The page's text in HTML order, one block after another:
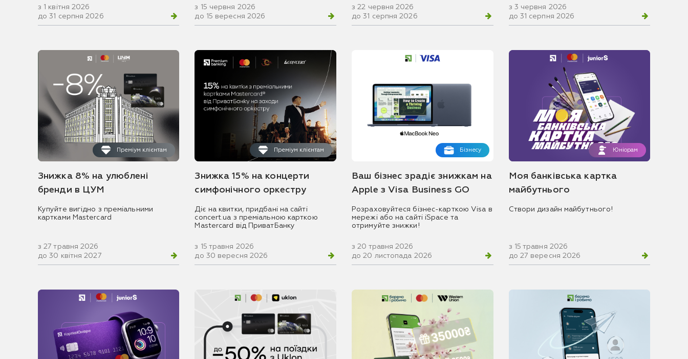
з 1 квітня 2026
до 31 серпня 2026
з 15 червня 2026
до 15 вересня 2026
з 22 червня 2026
до 31 серпня 2026
з 3 червня 2026
до 31 серпня 2026
Преміум клієнтам
Знижка 8% на улюблені
бренди в ЦУМ
Купуйте вигідно з преміальними
картками Mastercard
з 27 травня 2026
до 30 квітня 2027
Преміум клієнтам
Знижка 15% на концерти
симфонічного оркестру
Діє на квитки, придбані на сайті
concert.ua з преміальною карткою
Mastercard від ПриватБанку
з 15 травня 2026
до 30 вересня 2026
Бізнесу
Ваш бізнес зрадіє знижкам на
Apple з Visa Business GO
Розраховуйтеся бізнес-карткою Visa в
мережі або на сайті iSpace та
отримуйте знижки!
з 20 травня 2026
до 20 листопада 2026
Юніорам
Моя банківська картка
майбутнього
Створи дизайн майбутнього!
з 15 травня 2026
до 27 вересня 2026